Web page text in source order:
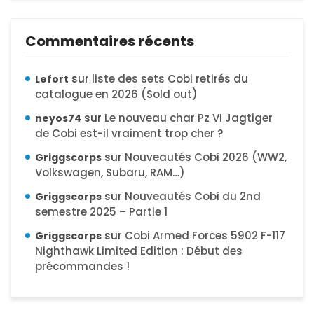
Commentaires récents
Lefort sur liste des sets Cobi retirés du
catalogue en 2026 (Sold out)
neyos74 sur Le nouveau char Pz VI Jagtiger
de Cobi est-il vraiment trop cher ?
Griggscorps sur Nouveautés Cobi 2026 (WW2,
Volkswagen, Subaru, RAM…)
Griggscorps sur Nouveautés Cobi du 2nd
semestre 2025 – Partie 1
Griggscorps sur Cobi Armed Forces 5902 F-117
Nighthawk Limited Edition : Début des
précommandes !